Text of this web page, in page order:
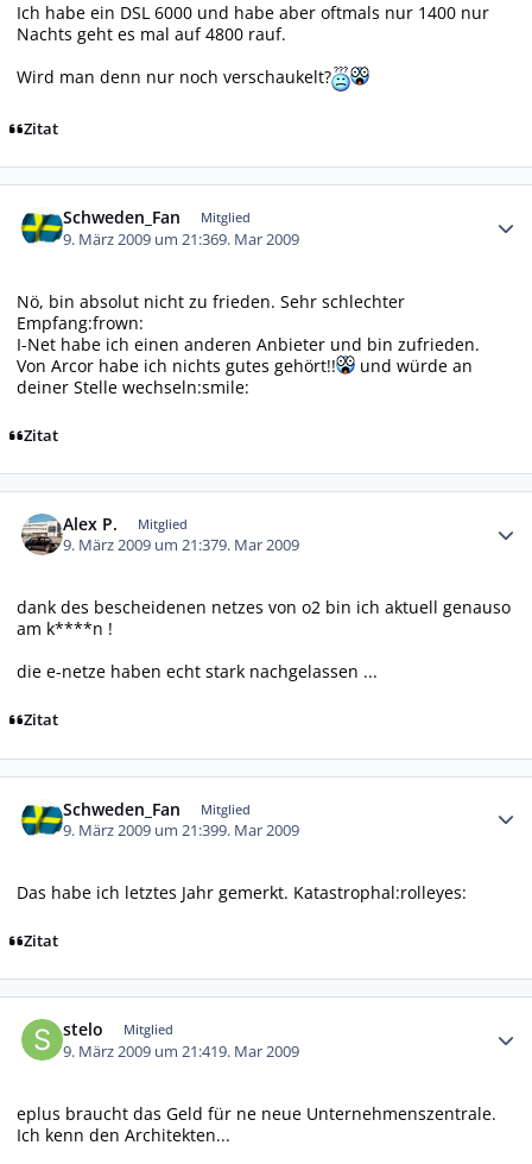
Ich habe ein DSL 6000 und habe aber oftmals nur 1400 nur
Nachts geht es mal auf 4800 rauf.
Wird man denn nur noch verschaukelt?
Zitat
Schweden_Fan Mitglied
9. März 2009 um 21:369. Mar 2009
Nö, bin absolut nicht zu frieden. Sehr schlechter
Empfang:frown:
I-Net habe ich einen anderen Anbieter und bin zufrieden.
Von Arcor habe ich nichts gutes gehört!!
und würde an
deiner Stelle wechseln:smile:
Zitat
Alex P. Mitglied
9. März 2009 um 21:379. Mar 2009
dank des bescheidenen netzes von o2 bin ich aktuell genauso
am k****n !
die e-netze haben echt stark nachgelassen ...
Zitat
Schweden_Fan Mitglied
9. März 2009 um 21:399. Mar 2009
Das habe ich letztes Jahr gemerkt. Katastrophal:rolleyes:
Zitat
stelo Mitglied
9. März 2009 um 21:419. Mar 2009
eplus braucht das Geld für ne neue Unternehmenszentrale.
Ich kenn den Architekten...